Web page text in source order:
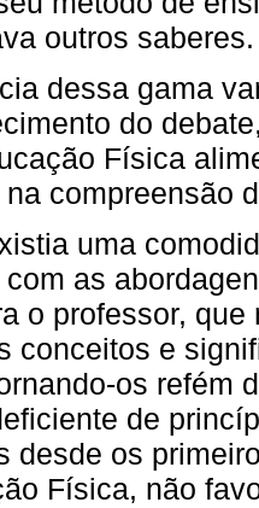
outros saberes.
dessa gama
do
Física
compreensão
uma
as
o professor,
conceitos e
os refém
de
desde os
Física, não